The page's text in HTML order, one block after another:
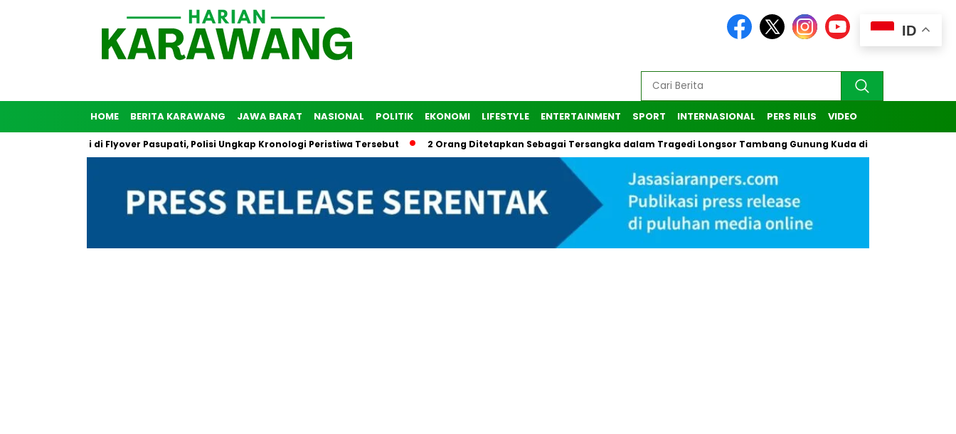
HOME BERITA KARAWANG JAWA BARAT NASIONAL POLITIK EKONOMI LIFESTYLE ENTERTAINMENT SPORT INTERNASIONAL PERS RILIS VIDEO
Diri di Flyover Pasupati, Polisi Ungkap Kronologi Peristiwa Tersebut 2 Orang Ditetapkan Sebagai Tersangka dalam Tragedi Longsor Tambang Gunung Kuda di Cirebon
ID